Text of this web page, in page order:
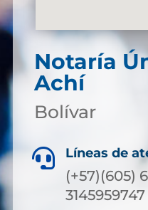
Notaría
Achí
Bolívar
 Líneas de
(+57)(605)
3145959747